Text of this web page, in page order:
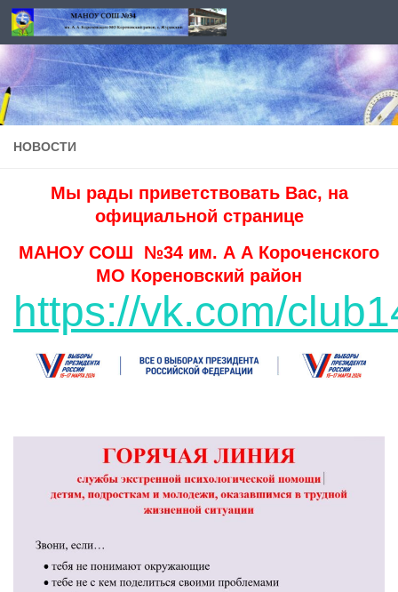
Перейти к содержимому
НОВОСТИ
Мы рады приветствовать Вас, на
официальной странице
МАНОУ СОШ №34 им. А А Короченского
МО Кореновский район
https://vk.com/